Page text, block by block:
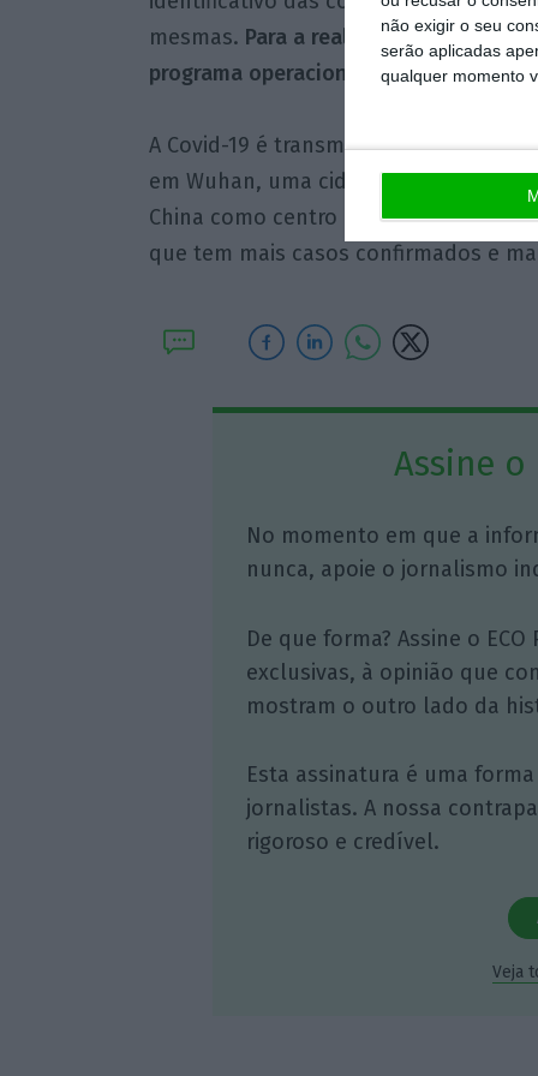
não exigir o seu
serão aplicadas
qualquer momento
mesmas. Para a realização desta
programa operacional Mar 2020.
A Covid-19 é transmitida por um
em Wuhan, uma cidade do centro da
China como centro da pandemia em
que tem mais casos confirmados e
Assine o
No momento em que a
nunca, apoie o jornalismo
De que forma? Assine o
exclusivas, à opinião que
mostram o outro lado da
Esta assinatura é uma
jornalistas. A nossa
rigoroso e credível.
Veja